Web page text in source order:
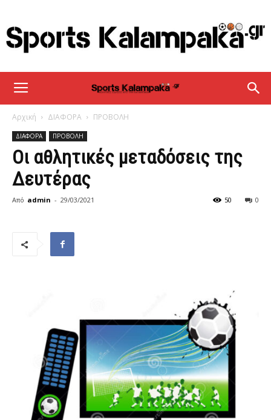
sportskalampaka
Αρχική ΔΙΑΦΟΡΑ ΠΡΟΒΟΛΗ
ΔΙΑΦΟΡΑ ΠΡΟΒΟΛΗ
Οι αθλητικές μεταδόσεις της
Δευτέρας
Από admin - 29/03/2021 0
50